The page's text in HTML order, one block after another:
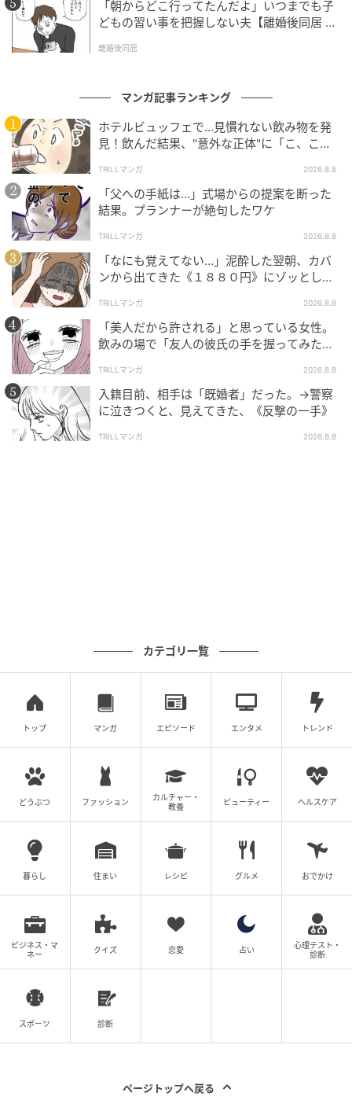
海外宿での盗難未遂事不倫返し
夫が育児をなめくさっ「今から死
「朝からどこ行ってたんだよ」いつまでも子
どもの習い事を把握しない夫【離婚後同居 Vo
離婚後同居
マンガ記事ランキング
ホテルビュッフェで…見慣れない飲み物を発
見！飲んだ結果、"意外な正体"に「こ、これ
TRILLマンガ 2026.8.8
「父への手紙は…」式場からの提案を断った
結果。プランナーが絶句したワケ
TRILLマンガ 2026.8.8
「なにも覚えてない…」泥酔した翌朝、カバ
ンから出てきた《１８８０円》にゾッとした
TRILLマンガ 2026.8.8
「美人だから許される」と思っている女性。
飲みの場で「友人の彼氏の手を握ってみた」
TRILLマンガ 2026.8.8
入籍目前、相手は「既婚者」だった。→警察
に泣きつくと、見えてきた、《反撃の一手》
TRILLマンガ 2026.8.8
カテゴリ一覧
トップ マンガ エピソード エンタメ トレンド
どうぶつ ファッション
カルチャー・
教養
ビューティー ヘルスケア
暮らし 住まい レシピ グルメ おでかけ
ビジネス・マ
ネー
クイズ 恋愛 占い
心理テスト・
診断
スポーツ 診断
ページトップへ戻る